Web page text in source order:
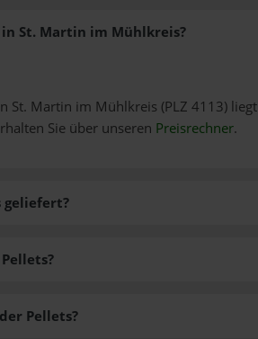
St. Martin im Mühlkreis?
St. Martin im Mühlkreis (PLZ 4113)
Sie über unseren Preisrechner.
geliefert?
Pellets?